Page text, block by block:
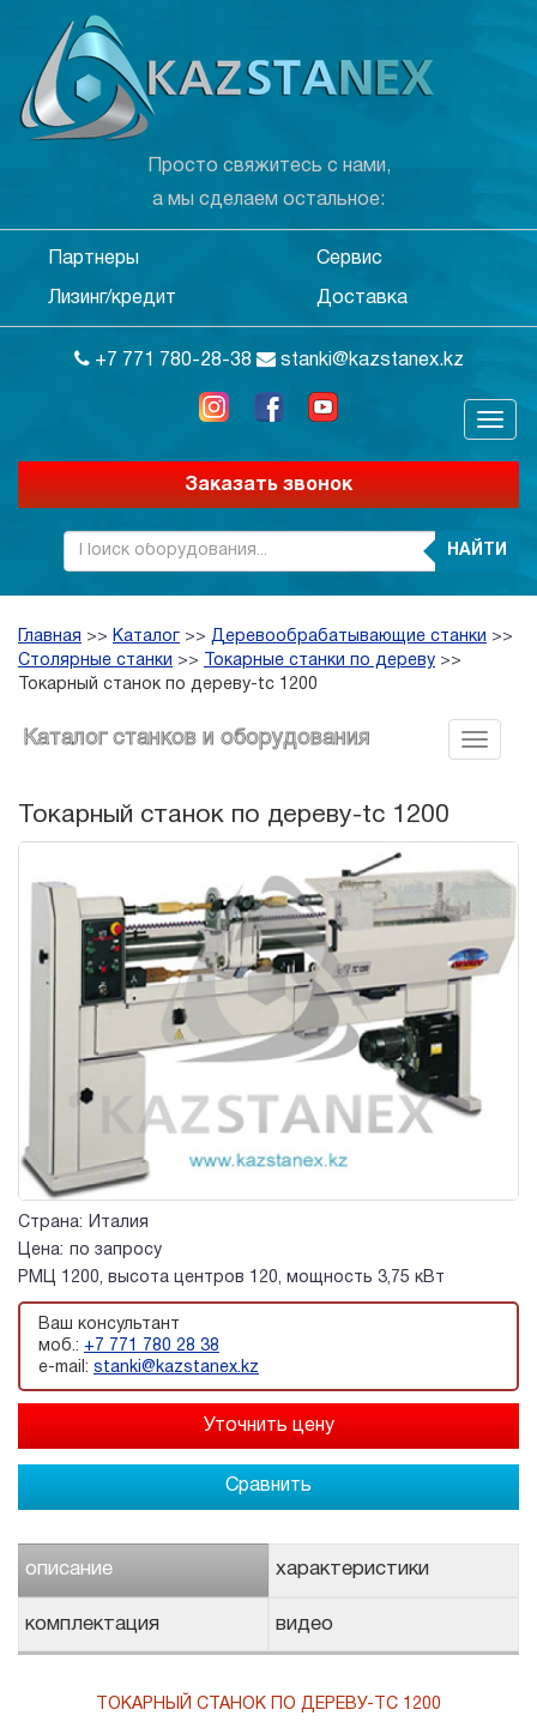
Просто свяжитесь с нами,
а мы сделаем остальное:
Партнеры Сервис
Лизинг/кредит Доставка
+7 771 780-28-38 stanki@kazstanex.kz
Заказать звонок
НАЙТИ
Главная >> Каталог >> Деревообрабатывающие станки >>
Столярные станки >> Токарные станки по дереву >>
Токарный станок по дереву-tc 1200
Каталог станков и оборудования
Токарный станок по дереву-tc 1200
Страна:
Италия
Цена:
по запросу
РМЦ 1200, высота центров 120, мощность 3,75 кВт
Ваш консультант
моб.: +7 771 780 28 38
e-mail: stanki@kazstanex.kz
Сравнить
описание характеристики
комплектация видео
ТОКАРНЫЙ СТАНОК ПО ДЕРЕВУ-TC 1200